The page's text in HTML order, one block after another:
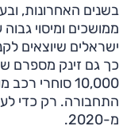
בשנים האחרונות,
ממושכים ומיסוי
ישראלים שיוצאים
כך גם זינק מספרם
10,000
התחבורה. רק כדי
מ-2020.